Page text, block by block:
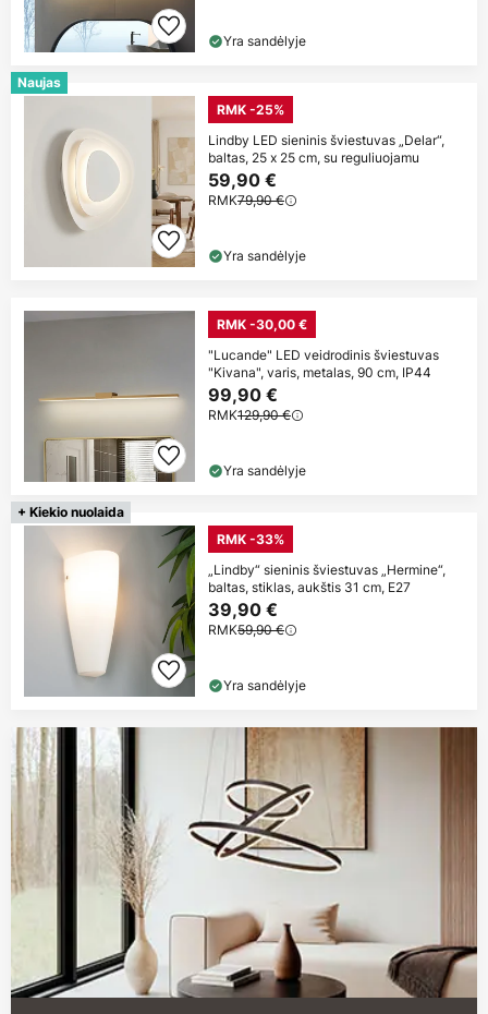
Yra sandėlyje
Naujas
RMK -25%
Lindby LED sieninis šviestuvas „Delar“,
baltas, 25 x 25 cm, su reguliuojamu
59,90 €
RMK79,90 €
Yra sandėlyje
RMK -30,00 €
"Lucande" LED veidrodinis šviestuvas
"Kivana", varis, metalas, 90 cm, IP44
99,90 €
RMK129,90 €
Yra sandėlyje
+ Kiekio nuolaida
RMK -33%
„Lindby“ sieninis šviestuvas „Hermine“,
baltas, stiklas, aukštis 31 cm, E27
39,90 €
RMK59,90 €
Yra sandėlyje